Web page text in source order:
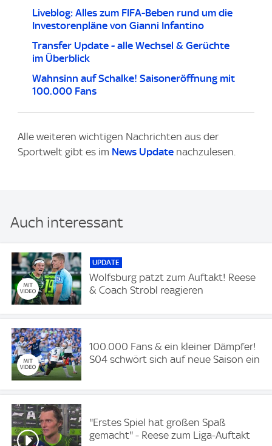
Liveblog: Alles zum FIFA-Beben rund um die
Investorenpläne von Gianni Infantino
Transfer Update - alle Wechsel & Gerüchte
im Überblick
Wahnsinn auf Schalke! Saisoneröffnung mit
100.000 Fans
Alle weiteren wichtigen Nachrichten aus der
Sportwelt gibt es im News Update nachzulesen.
Auch interessant
UPDATE
Wolfsburg patzt zum Auftakt! Reese
& Coach Strobl reagieren
100.000 Fans & ein kleiner Dämpfer!
S04 schwört sich auf neue Saison ein
''Erstes Spiel hat großen Spaß
gemacht'' - Reese zum Liga-Auftakt